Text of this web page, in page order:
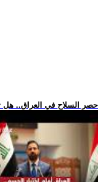
.. حصر السلاح في العراق..